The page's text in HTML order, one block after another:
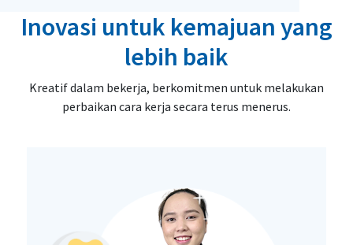
Inovasi untuk kemajuan yang
lebih baik
Kreatif dalam bekerja, berkomitmen untuk melakukan
perbaikan cara kerja secara terus menerus.